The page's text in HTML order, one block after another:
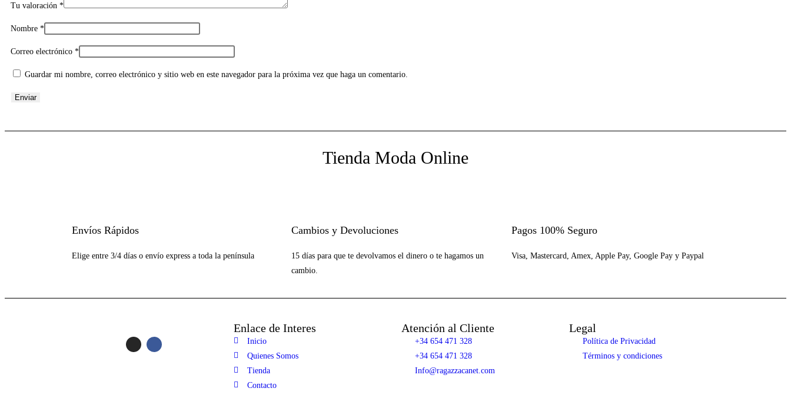
Tu valoración *
Nombre *
Correo electrónico *
Guardar mi nombre, correo electrónico y sitio web en este navegador para la próxima vez que haga un comentario.
Tienda Moda Online
Envíos Rápidos
Elige entre 3/4 días o envío express a toda la península
Cambios y Devoluciones
15 días para que te devolvamos el dinero o te hagamos un
cambio.
Pagos 100% Seguro
Visa, Mastercard, Amex, Apple Pay, Google Pay y Paypal
Enlace de Interes
Inicio
Quienes Somos
Tienda
Contacto
Atención al Cliente
+34 654 471 328
+34 654 471 328
Info@ragazzacanet.com
Legal
Política de Privacidad
Términos y condiciones